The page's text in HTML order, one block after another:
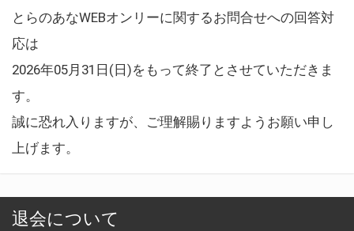
とらのあなWEBオンリーに関するお問合せへの回答対
応は
2026年05月31日(日)をもって終了とさせていただきま
す。
誠に恐れ入りますが、ご理解賜りますようお願い申し
上げます。
退会について